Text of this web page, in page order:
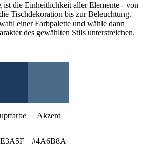
ist die Einheitlichkeit aller Elemente - von
Tischdekoration bis zur Beleuchtung.
einer Farbpalette und wähle dann
des gewählten Stils unterstreichen.
Akzent
#4A6B8A